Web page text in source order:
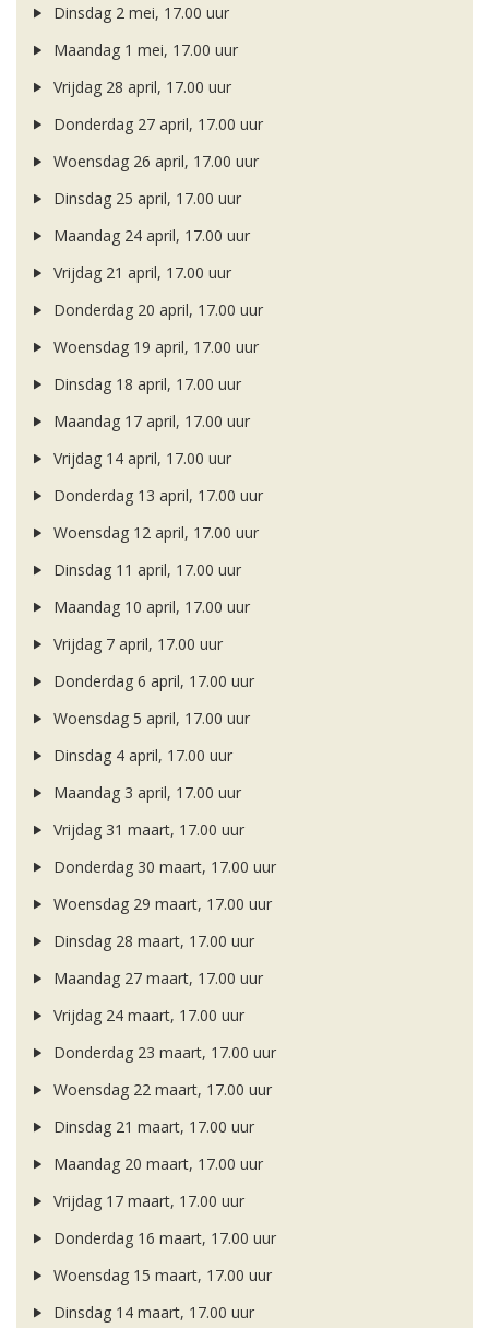
Dinsdag 2 mei, 17.00 uur
Maandag 1 mei, 17.00 uur
Vrijdag 28 april, 17.00 uur
Donderdag 27 april, 17.00 uur
Woensdag 26 april, 17.00 uur
Dinsdag 25 april, 17.00 uur
Maandag 24 april, 17.00 uur
Vrijdag 21 april, 17.00 uur
Donderdag 20 april, 17.00 uur
Woensdag 19 april, 17.00 uur
Dinsdag 18 april, 17.00 uur
Maandag 17 april, 17.00 uur
Vrijdag 14 april, 17.00 uur
Donderdag 13 april, 17.00 uur
Woensdag 12 april, 17.00 uur
Dinsdag 11 april, 17.00 uur
Maandag 10 april, 17.00 uur
Vrijdag 7 april, 17.00 uur
Donderdag 6 april, 17.00 uur
Woensdag 5 april, 17.00 uur
Dinsdag 4 april, 17.00 uur
Maandag 3 april, 17.00 uur
Vrijdag 31 maart, 17.00 uur
Donderdag 30 maart, 17.00 uur
Woensdag 29 maart, 17.00 uur
Dinsdag 28 maart, 17.00 uur
Maandag 27 maart, 17.00 uur
Vrijdag 24 maart, 17.00 uur
Donderdag 23 maart, 17.00 uur
Woensdag 22 maart, 17.00 uur
Dinsdag 21 maart, 17.00 uur
Maandag 20 maart, 17.00 uur
Vrijdag 17 maart, 17.00 uur
Donderdag 16 maart, 17.00 uur
Woensdag 15 maart, 17.00 uur
Dinsdag 14 maart, 17.00 uur